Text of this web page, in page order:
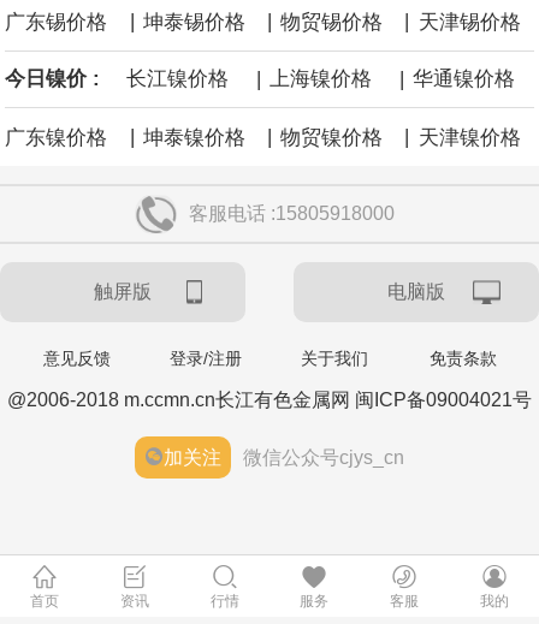
机存取存储器（DRAM）。
广东锡价格 坤泰锡价格 物贸锡价格 天津锡价格
今日镍价 : 长江镍价格 | 上海镍价格 | 华通镍价格
广东镍价格 | 坤泰镍价格 | 物贸镍价格 | 天津镍价格
客服电话 :15805918000
触屏版 电脑版
意见反馈 登录/注册 关于我们 免责条款
@2006-2018 m.ccmn.cn长江有色金属网 闽ICP备09004021号
加关注 微信公众号cjys_cn
首页 资讯 行情 服务 客服 我的